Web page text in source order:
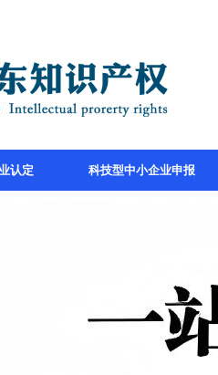
认定 科技型中小企业申报